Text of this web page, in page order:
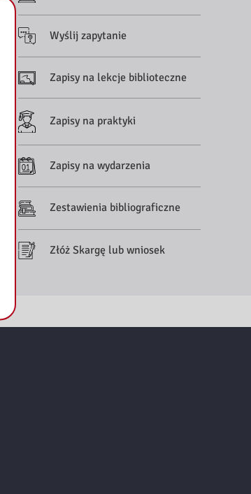
Wyślij zapytanie
Zapisy na lekcje biblioteczne
Zapisy na praktyki
Zapisy na wydarzenia
Zestawienia bibliograficzne
Złóż Skargę lub wniosek